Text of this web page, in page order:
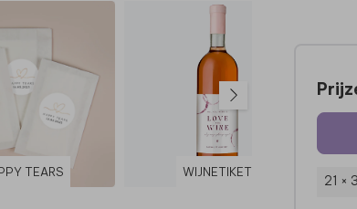
TEARS WIJNETIKET
21 ×